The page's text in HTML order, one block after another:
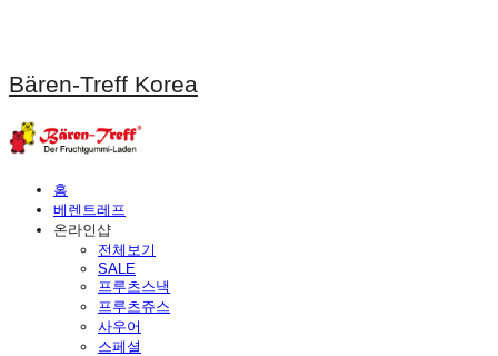
Bären-Treff Korea
홈
베렌트레프
온라인샵
전체보기
SALE
프루츠스낵
프루츠쥬스
사우어
스페셜